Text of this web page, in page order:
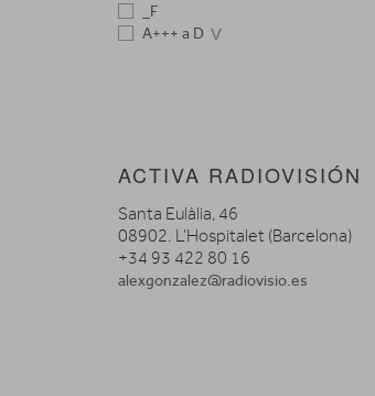
_F
A+++ a D
ACTIVA RADIOVISIÓN
Santa Eulàlia, 46
08902. L’Hospitalet (Barcelona)
+34 93 422 80 16
alexgonzalez@radiovisio.es